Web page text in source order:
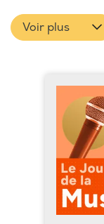
Voir plus